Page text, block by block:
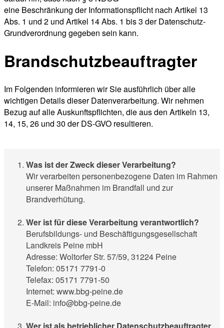
eine Beschränkung der Informationspflicht nach Artikel 13
Abs. 1 und 2 und Artikel 14 Abs. 1 bis 3 der Datenschutz-
Grundverordnung gegeben sein kann.
Brandschutzbeauftragter
Im Folgenden informieren wir Sie ausführlich über alle
wichtigen Details dieser Datenverarbeitung. Wir nehmen
Bezug auf alle Auskunftspflichten, die aus den Artikeln 13,
14, 15, 26 und 30 der DS-GVO resultieren.
Was ist der Zweck dieser Verarbeitung?
Wir verarbeiten personenbezogene Daten im Rahmen
unserer Maßnahmen im Brandfall und zur
Brandverhütung.
Wer ist für diese Verarbeitung verantwortlich?
Berufsbildungs- und Beschäftigungsgesellschaft
Landkreis Peine mbH
Adresse: Woltorfer Str. 57/59, 31224 Peine
Telefon: 05171 7791-0
Telefax: 05171 7791-50
Internet: www.bbg-peine.de
E-Mail: info@bbg-peine.de
Wer ist als betrieblicher Datenschutzbeauftragter